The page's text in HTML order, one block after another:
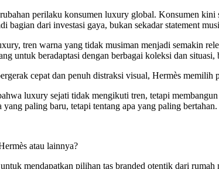
perilaku konsumen luxury global. Konsumen
bagian dari investasi gaya, bukan sekadar statement
tren warna yang tidak musiman menjadi semakin
untuk beradaptasi dengan berbagai koleksi dan situasi,
cepat dan penuh distraksi visual, Hermès memilih
luxury sejati tidak mengikuti tren, tetapi
paling baru, tetapi tentang apa yang paling bertahan.
atau lainnya?
untuk mendapatkan pilihan tas branded otentik dari